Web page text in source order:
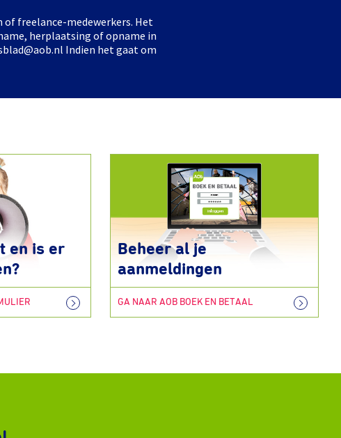
freelance-medewerkers. Het
herplaatsing of opname in
Indien het gaat om
en is er
Beheer al je
aanmeldingen
GA NAAR AOB BOEK EN BETAAL